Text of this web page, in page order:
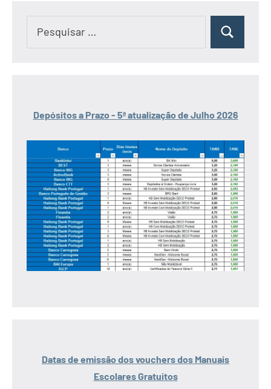
Pesquisar
Depósitos a Prazo - 5ª atualização de Julho 2026
Datas de emissão dos vouchers dos Manuais
Escolares Gratuitos